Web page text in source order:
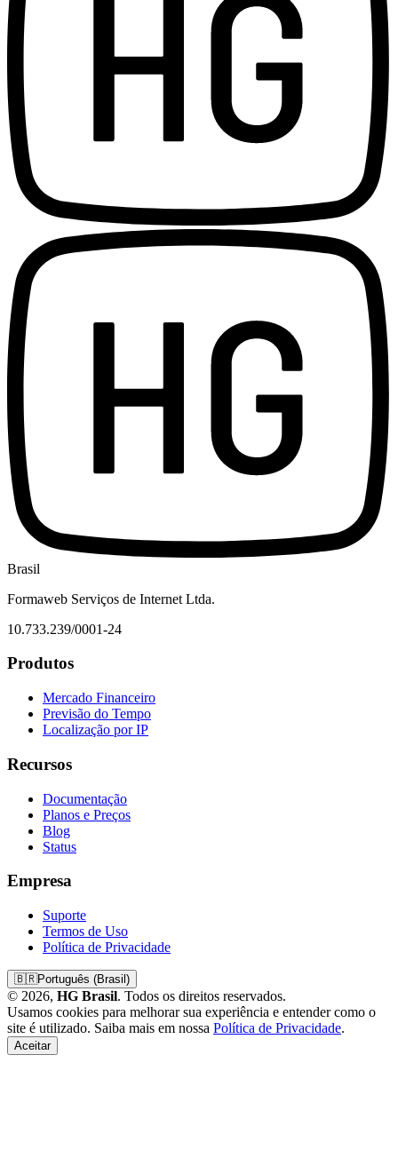
Brasil
Formaweb Serviços de Internet Ltda.
10.733.239/0001-24
Produtos
Mercado Financeiro
Previsão do Tempo
Localização por IP
Recursos
Documentação
Planos e Preços
Blog
Status
Empresa
Suporte
Termos de Uso
Política de Privacidade
🇧🇷Português (Brasil)
© 2026, HG Brasil. Todos os direitos reservados.
Usamos cookies para melhorar sua experiência e entender como o
site é utilizado. Saiba mais em nossa Política de Privacidade.
Aceitar